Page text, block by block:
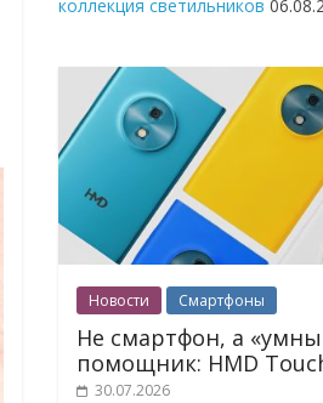
коллекция светильников
Новости Смартфоны
Не смартфон, а
помощник: HMD
30.07.2026